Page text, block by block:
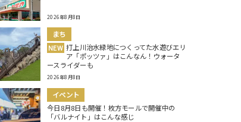
2026年8月8日
まち
NEW 打上川治水緑地につくってた水遊びエリ
ア「ポッツァ」はこんなん！ウォータ
ースライダーも
2026年8月8日
イベント
今日8月8日も開催！枚方モールで開催中の
「バルナイト」はこんな感じ